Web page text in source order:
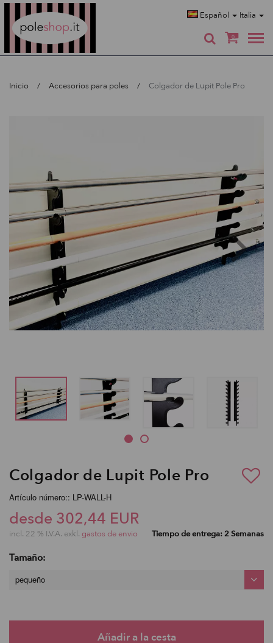
Español Italia
0
Inicio Accesorios para poles Colgador de Lupit Pole Pro
Colgador de Lupit Pole Pro
Artículo número:: LP-WALL-H
desde 302,44 EUR
incl. 22 % I.V.A. exkl. gastos de envio Tiempo de entrega: 2 Semanas
Tamaño:
pequeño